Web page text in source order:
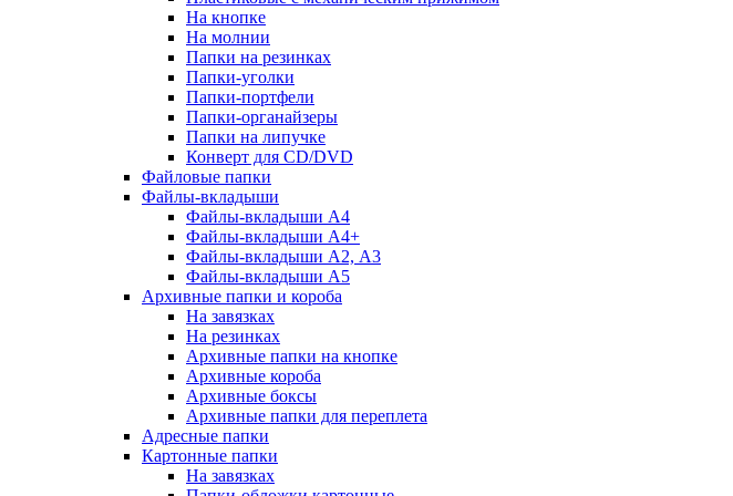
На кнопке
На молнии
Папки на резинках
Папки-уголки
Папки-портфели
Папки-органайзеры
Папки на липучке
Конверт для CD/DVD
Файловые папки
Файлы-вкладыши
Файлы-вкладыши А4
Файлы-вкладыши А4+
Файлы-вкладыши А2, А3
Файлы-вкладыши А5
Архивные папки и короба
На завязках
На резинках
Архивные папки на кнопке
Архивные короба
Архивные боксы
Архивные папки для переплета
Адресные папки
Картонные папки
На завязках